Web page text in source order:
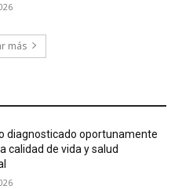
más
diagnosticado oportunamente
calidad de vida y salud